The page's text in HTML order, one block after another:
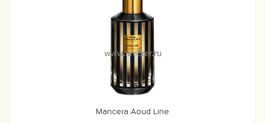
Mancera Aoud Line